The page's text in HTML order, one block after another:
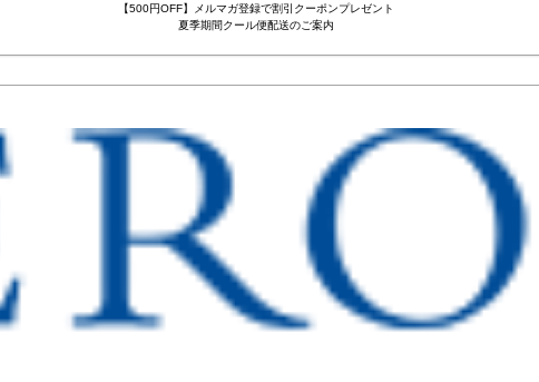
【500円OFF】メルマガ登録で割引クーポンプレゼント
夏季期間クール便配送のご案内